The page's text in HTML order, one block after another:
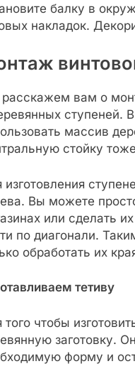
балку в
накладок.
вам о
ступеней.
массив
стойку
изготовления
Вы можете
или сделать
по диагонали.
обработать их
тетиву
того чтобы
заготовку.
форму и